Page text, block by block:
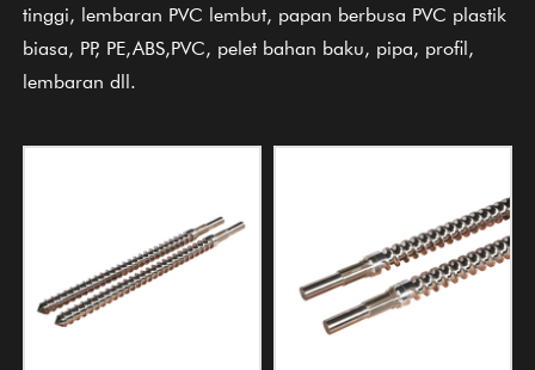
tinggi, lembaran PVC lembut, papan berbusa PVC plastik
biasa, PP, PE,ABS,PVC, pelet bahan baku, pipa, profil,
lembaran dll.